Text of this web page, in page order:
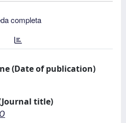
completa
(Date of publication)
title)